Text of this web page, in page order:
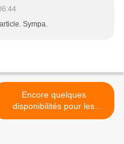
Sympa.
Encore quelques
disponibilités pour les
vacances... >